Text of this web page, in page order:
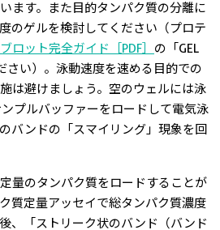
ます。また目的タンパク質の分離に
のゲルを検討してください（プロテ
ロット完全ガイド［PDF］ の「GEL
さい）。泳動速度を速める目的での
は避けましょう。空のウェルには泳
プルバッファーをロードして電気泳
バンドの「スマイリング」現象を回
量のタンパク質をロードすることが
質定量アッセイで総タンパク質濃度
、「ストリーク状のバンド（バンド